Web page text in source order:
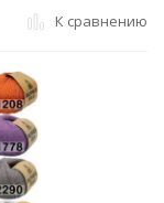
К сравнению